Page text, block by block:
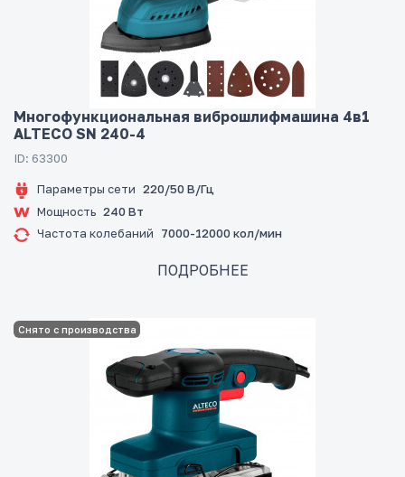
Многофункциональная виброшлифмашина 4в1
ALTECO SN 240-4
ID: 63300
Параметры сети 220/50 В/Гц
Мощность 240 Вт
Частота колебаний
7000-12000 кол/мин
ПОДРОБНЕЕ
Снято с производства